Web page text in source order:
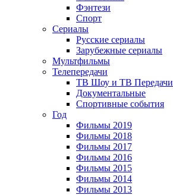
Фэнтези
Спорт
Сериалы
Русские сериалы
Зарубежные сериалы
Мультфильмы
Телепередачи
ТВ Шоу и ТВ Передачи
Документальные
Спортивные события
Год
Фильмы 2019
Фильмы 2018
Фильмы 2017
Фильмы 2016
Фильмы 2015
Фильмы 2014
Фильмы 2013